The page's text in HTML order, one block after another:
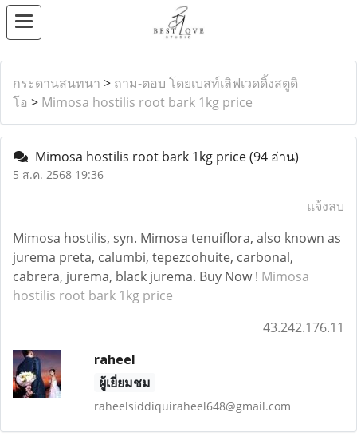
กระดานสนทนา > ถาม-ตอบ โดยเบสท์เลิฟเวดดิ้งสตูดิ
โอ > Mimosa hostilis root bark 1kg price
Mimosa hostilis root bark 1kg price(94 อ่าน)
5 ส.ค. 2568 19:36
แจ้งลบ
Mimosa hostilis, syn. Mimosa tenuiflora, also known as
jurema preta, calumbi, tepezcohuite, carbonal,
cabrera, jurema, black jurema. Buy Now ! Mimosa
hostilis root bark 1kg price
43.242.176.11
raheel
ผู้เยี่ยมชม
raheelsiddiquiraheel648@gmail.com